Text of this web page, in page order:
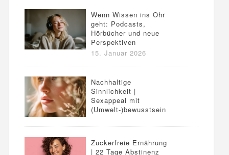
Wenn Wissen ins Ohr
geht: Podcasts,
Hörbücher und neue
Perspektiven
15. Januar 2026
Nachhaltige
Sinnlichkeit |
Sexappeal mit
(Umwelt-)bewusstsein
Zuckerfreie Ernährung
| 22 Tage Abstinenz